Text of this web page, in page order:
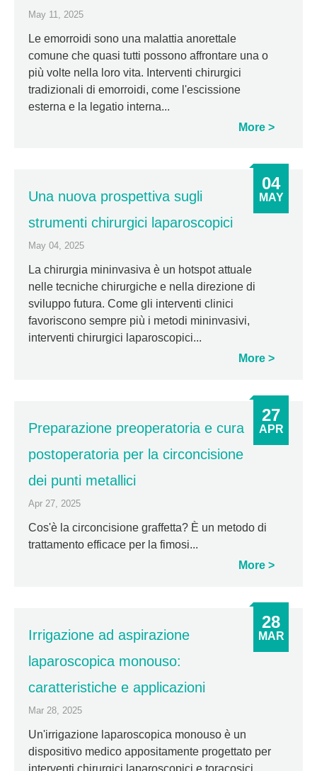
May 11, 2025
Le emorroidi sono una malattia anorettale
comune che quasi tutti possono affrontare una o
più volte nella loro vita. Interventi chirurgici
tradizionali di emorroidi, come l'escissione
esterna e la legatio interna...
More
Una nuova prospettiva sugli
strumenti chirurgici laparoscopici
May 04, 2025
La chirurgia mininvasiva è un hotspot attuale
nelle tecniche chirurgiche e nella direzione di
sviluppo futura. Come gli interventi clinici
favoriscono sempre più i metodi mininvasivi,
interventi chirurgici laparoscopici...
More
04
MAY
Preparazione preoperatoria e cura
postoperatoria per la circoncisione
dei punti metallici
Apr 27, 2025
Cos'è la circoncisione graffetta? È un metodo di
trattamento efficace per la fimosi...
More
27
APR
Irrigazione ad aspirazione
laparoscopica monouso:
caratteristiche e applicazioni
Mar 28, 2025
Un'irrigazione laparoscopica monouso è un
dispositivo medico appositamente progettato per
interventi chirurgici laparoscopici e toracosici.
28
MAR